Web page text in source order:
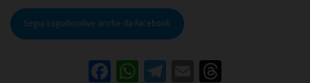
Segui Logudorolive anche da Facebook
Facebook
WhatsApp
Telegram
Email